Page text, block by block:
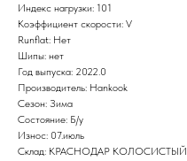
Индекс нагрузки: 101
Коэффициент скорости: V
Runflat: Нет
Шипы: нет
Год выпуска: 2022.0
Производитель: Hankook
Сезон: Зима
Состояние: Б/у
Износ: 07.июль
Склад: КРАСНОДАР КОЛОСИСТЫЙ